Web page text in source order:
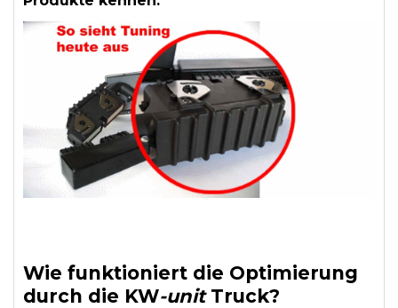
Wie funktioniert die Optimierung
durch die KW-unit Truck?